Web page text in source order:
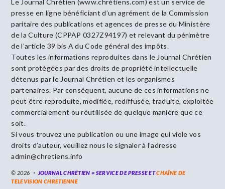
presse en ligne bénéficiant d’un agrément de la Commission
paritaire des publications et agences de presse du Ministère
de la Culture (CPPAP 0327Z94197) et relevant du périmètre
de l’article 39 bis A du Code général des impôts.
Toutes les informations reproduites dans le Journal Chrétien
sont protégées par des droits de propriété intellectuelle
détenus par le Journal Chrétien et les organismes
partenaires. Par conséquent, aucune de ces informations ne
peut être reproduite, modifiée, rediffusée, traduite, exploitée
commercialement ou réutilisée de quelque manière que ce
soit.
Si vous trouvez une publication ou une image qui viole vos
droits d’auteur, veuillez nous le signaler à l’adresse
admin@chretiens.info
© 2026 JOURNAL CHRÉTIEN = SERVICE DE PRESSE ETCHAÎNE DE
TELEVISION CHRETIENNE